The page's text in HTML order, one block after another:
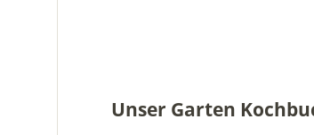
Unser Garten